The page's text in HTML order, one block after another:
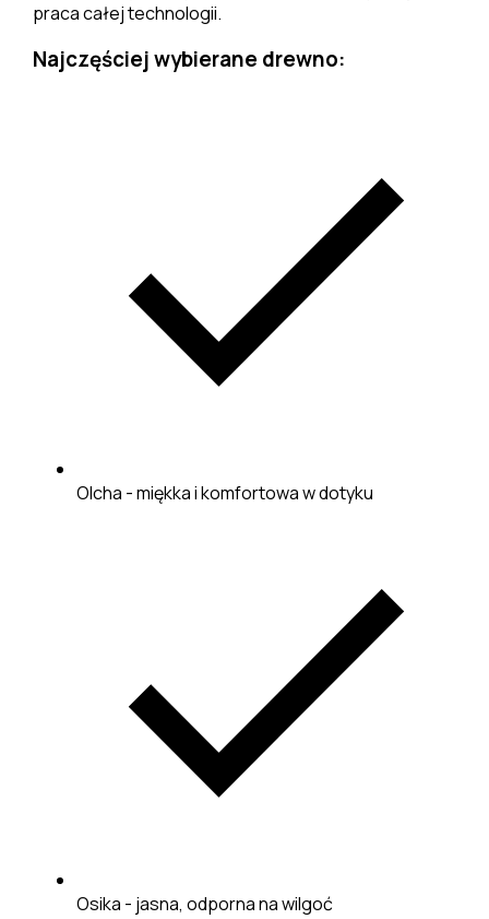
praca całej technologii.
Najczęściej wybierane drewno:
Olcha - miękka i komfortowa w dotyku
Osika - jasna, odporna na wilgoć